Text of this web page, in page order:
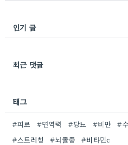
인기 글
최근 댓글
태그
#피로 #면역력 #당뇨 #비만 #
#스트레칭
#뇌졸중 #비타민c